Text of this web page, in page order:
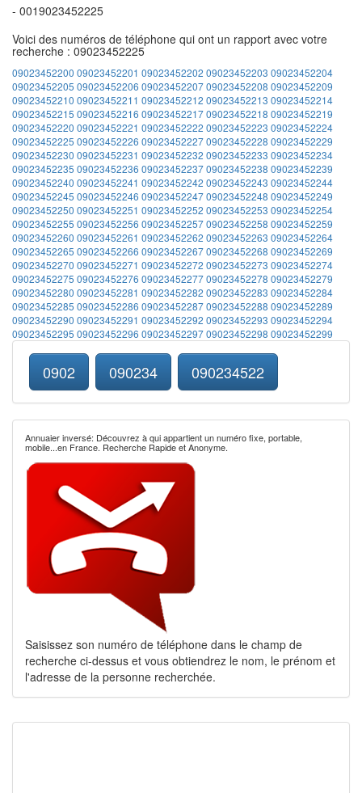
- 0019023452225
Voici des numéros de téléphone qui ont un rapport avec votre
recherche : 09023452225
09023452200 09023452201 09023452202 09023452203 09023452204
09023452205 09023452206 0902345220709023452208 09023452209
09023452210 09023452211 09023452212 09023452213 09023452214
09023452215 09023452216 0902345221709023452218 09023452219
09023452220 09023452221 09023452222 09023452223 09023452224
09023452225 09023452226 0902345222709023452228 09023452229
09023452230 09023452231 09023452232 09023452233 09023452234
09023452235 09023452236 0902345223709023452238 09023452239
09023452240 09023452241 09023452242 09023452243 09023452244
09023452245 09023452246 0902345224709023452248 09023452249
09023452250 09023452251 09023452252 09023452253 09023452254
09023452255 09023452256 0902345225709023452258 09023452259
09023452260 09023452261 09023452262 09023452263 09023452264
09023452265 09023452266 0902345226709023452268 09023452269
09023452270 09023452271 09023452272 09023452273 09023452274
09023452275 09023452276 0902345227709023452278 09023452279
09023452280 09023452281 09023452282 09023452283 09023452284
09023452285 09023452286 0902345228709023452288 09023452289
09023452290 09023452291 09023452292 09023452293 09023452294
09023452295 09023452296 0902345229709023452298 09023452299
0902 090234 090234522
Annuaier inversé: Découvrez à qui appartient un numéro fixe, portable,
mobile...en France. Recherche Rapide et Anonyme.
Saisissez son numéro de téléphone dans le champ de
recherche ci-dessus et vous obtiendrez le nom, le prénom et
l'adresse de la personne recherchée.